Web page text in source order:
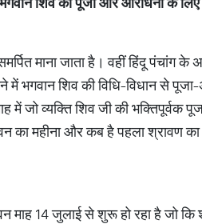
माना जाता है। वहीं हिंदू
भगवान शिव की विधि-विधान से पूजा-
में जो व्यक्ति शिव जी की
महीना और कब है पहला श्रावण का
माह 14 जुलाई से शुरू हो रहा है जो कि